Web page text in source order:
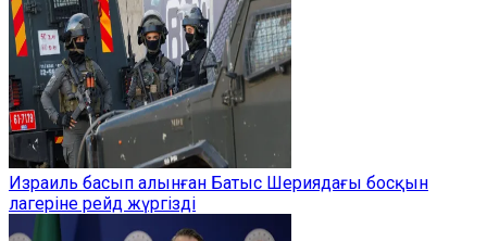
Израиль басып алынған Батыс Шериядағы босқын
лагеріне рейд жүргізді